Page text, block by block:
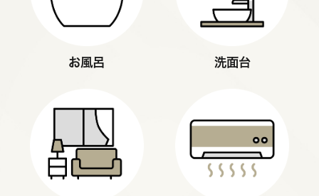
お風呂 洗面台